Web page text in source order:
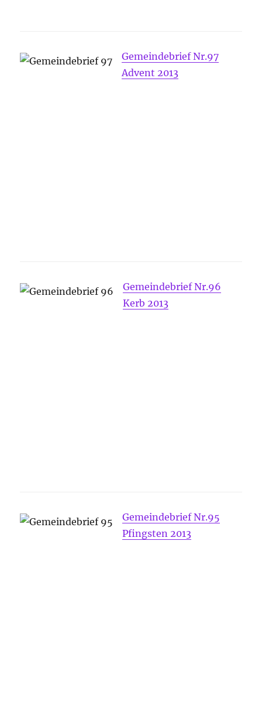
Gemeindebrief Nr.97
Advent 2013
Gemeindebrief Nr.96
Kerb 2013
Gemeindebrief Nr.95
Pfingsten 2013